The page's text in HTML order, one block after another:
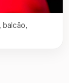
balcão,